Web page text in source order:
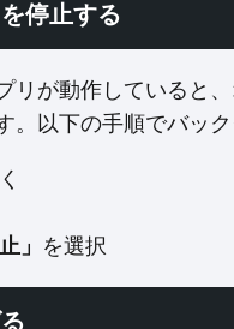
停止する
リが動作していると
。以下の手順でバッ
」 を選択